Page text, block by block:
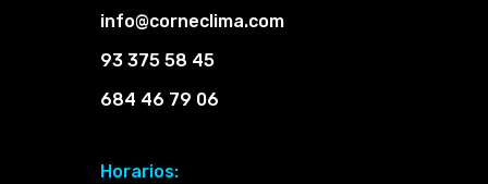
info@corneclima.com
93 375 58 45
684 46 79 06
Horarios: